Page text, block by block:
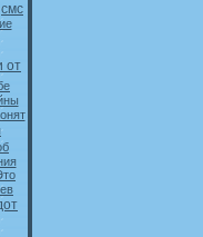
смс
от